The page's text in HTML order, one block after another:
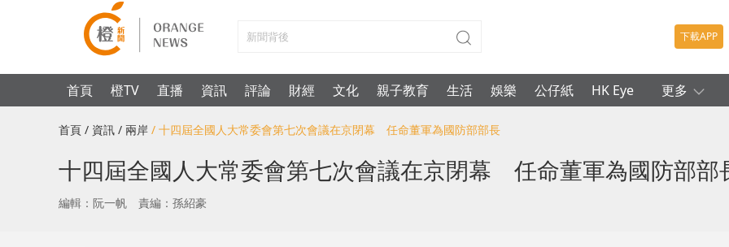
下載APP
首頁 橙TV 直播 資訊 評論 財經 文化 親子教育 生活 娛樂 公仔紙 HK Eye 更多
首頁 / 資訊 / 兩岸 / 十四屆全國人大常委會第七次會議在京閉幕 任命董軍為國防部部長
十四屆全國人大常委會第七次會議在京閉幕 任命董軍為國防部部
編輯：阮一帆 責編：孫紹豪